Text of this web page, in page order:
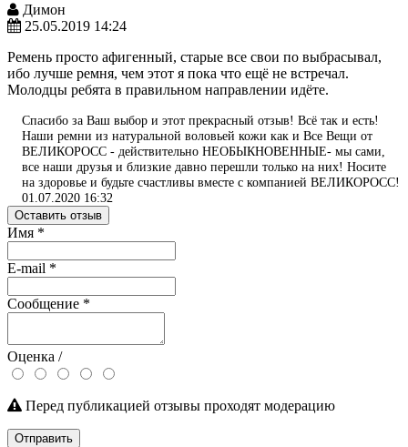
Димон
25.05.2019 14:24
Ремень просто афигенный, старые все свои по выбрасывал,
ибо лучше ремня, чем этот я пока что ещё не встречал.
Молодцы ребята в правильном направлении идёте.
Спасибо за Ваш выбор и этот прекрасный отзыв! Всё так и есть!
Наши ремни из натуральной воловьей кожи как и Все Вещи от
ВЕЛИКОРОСС - действительно НЕОБЫКНОВЕННЫЕ- мы сами,
все наши друзья и близкие давно перешли только на них! Носите
на здоровье и будьте счастливы вместе с компанией ВЕЛИКОРОСС!
01.07.2020 16:32
Оставить отзыв
Имя *
E-mail *
Сообщение *
Оценка /
Перед публикацией отзывы проходят модерацию
Отправить